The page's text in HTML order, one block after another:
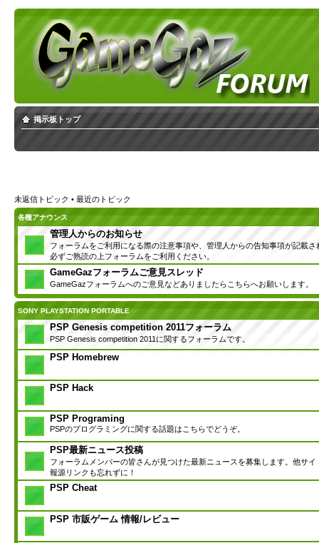
掲示板トップ
未返信トピック • 最近のトピック
各種アナウンス
管理人からのお知らせ
フォーラムをご利用になる際の注意事項や、管理人からの告知事項が記載さ
必ずご熟読の上フォーラムをご利用ください。
GameGazフォーラムご意見スレッド
GameGazフォーラムへのご意見などありましたらこちらへお願いします。
SONY PLAYSTATION PORTABLE
PSP Genesis competition 2011フォーラム
PSP Genesis competition 2011に関するフォーラムです。
PSP Homebrew
PSP Hack
PSP Programing
PSPのプログラミングに関する話題はこちらでどうぞ。
PSP最新ニュース投稿
フォーラムメンバーの皆さんが見つけた最新ニュースを募集します。他サイ
報源リンクも忘れずに！
PSP Cheat
PSP 市販ゲーム 情報/レビュー